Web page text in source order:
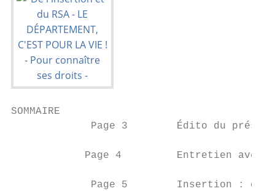
SOMMAIRE
Page 3        Édito du
Page 4         Entretien avec
Page 5        Insertion :